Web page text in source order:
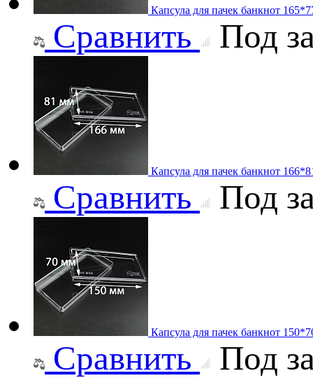
Капсула для пачек банкнот
Сравнить Под
Капсула для пачек банкнот
Сравнить Под
Капсула для пачек банкнот
Сравнить Под